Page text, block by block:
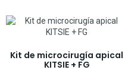
Kit de microcirugía apical
KITSIE + FG